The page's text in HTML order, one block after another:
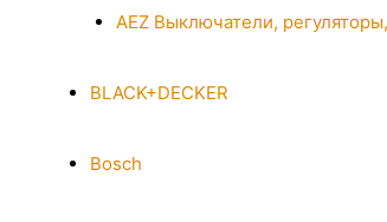
AEZ Выключатели,
BLACK+DECKER
Bosch